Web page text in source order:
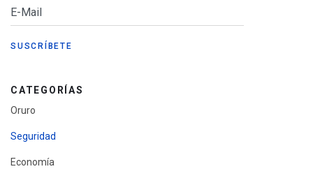
CATEGORÍAS
Oruro
Seguridad
Economía